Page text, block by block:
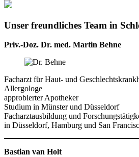
Unser freundliches Team in
Priv.-Doz. Dr. med. Martin Behne
Facharzt für Haut- und
Allergologe
approbierter Apotheker
Studium in Münster und Düsseldorf
Facharztausbildung und
in Düsseldorf, Hamburg und San
Bastian van Holt